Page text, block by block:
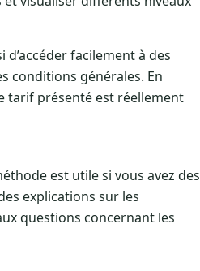
facilement à des
conditions générales. En
tarif présenté est réellement
est utile si vous avez des
explications sur les
questions concernant les